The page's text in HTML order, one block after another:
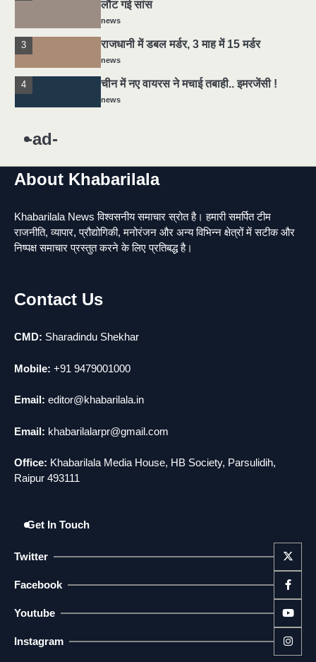
लौट गई सांस
news
3 राजधानी में डबल मर्डर, 3 माह में 15 मर्डर
news
4 चीन में नए वायरस ने मचाई तबाही.. इमरजेंसी !
news
1 यमदूत बना डॉक्टर, 6 लोगों को रौंदा, 2 की मौत
2
मुर्दा हो गया जिंदा: गड्ढे में वाहन को लगा झटका तो
लौट गई सांस
news
-ad-
About Khabarilala
Khabarilala News विश्वसनीय समाचार स्रोत है। हमारी समर्पित टीम
राजनीति, व्यापार, प्रौद्योगिकी, मनोरंजन और अन्य विभिन्न क्षेत्रों में सटीक और
निष्पक्ष समाचार प्रस्तुत करने के लिए प्रतिबद्ध है।
Contact Us
CMD: Sharadindu Shekhar
Mobile: +91 9479001000
Email: editor@khabarilala.in
Email: khabarilalarpr@gmail.com
Office: Khabarilala Media House, HB Society, Parsulidih,
Raipur 493111
Get In Touch
Twitter
Facebook
Youtube
Instagram